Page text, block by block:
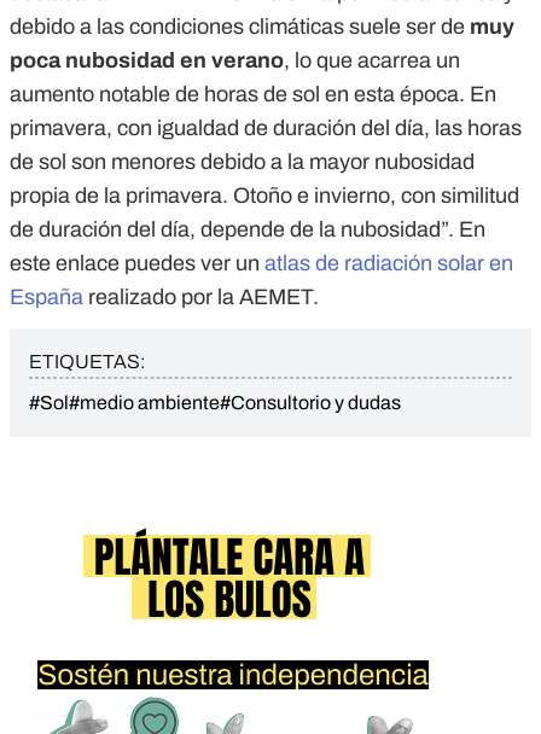
debido a las condiciones climáticas suele ser de muy
poca nubosidad en verano, lo que acarrea un
aumento notable de horas de sol en esta época. En
primavera, con igualdad de duración del día, las horas
de sol son menores debido a la mayor nubosidad
propia de la primavera. Otoño e invierno, con similitud
de duración del día, depende de la nubosidad”. En
este enlace puedes ver un atlas de radiación solar en
España realizado por la AEMET.
ETIQUETAS:
#Sol#medio ambiente#Consultorio y dudas